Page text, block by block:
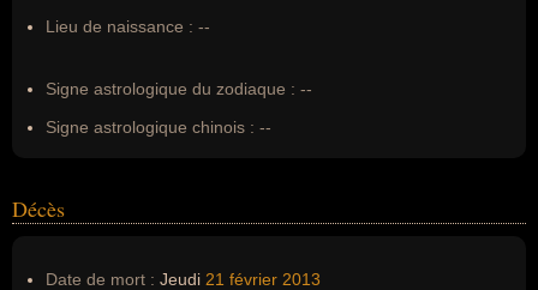
Lieu de naissance : --
Signe astrologique du zodiaque : --
Signe astrologique chinois : --
Décès
Date de mort : Jeudi 21 février 2013